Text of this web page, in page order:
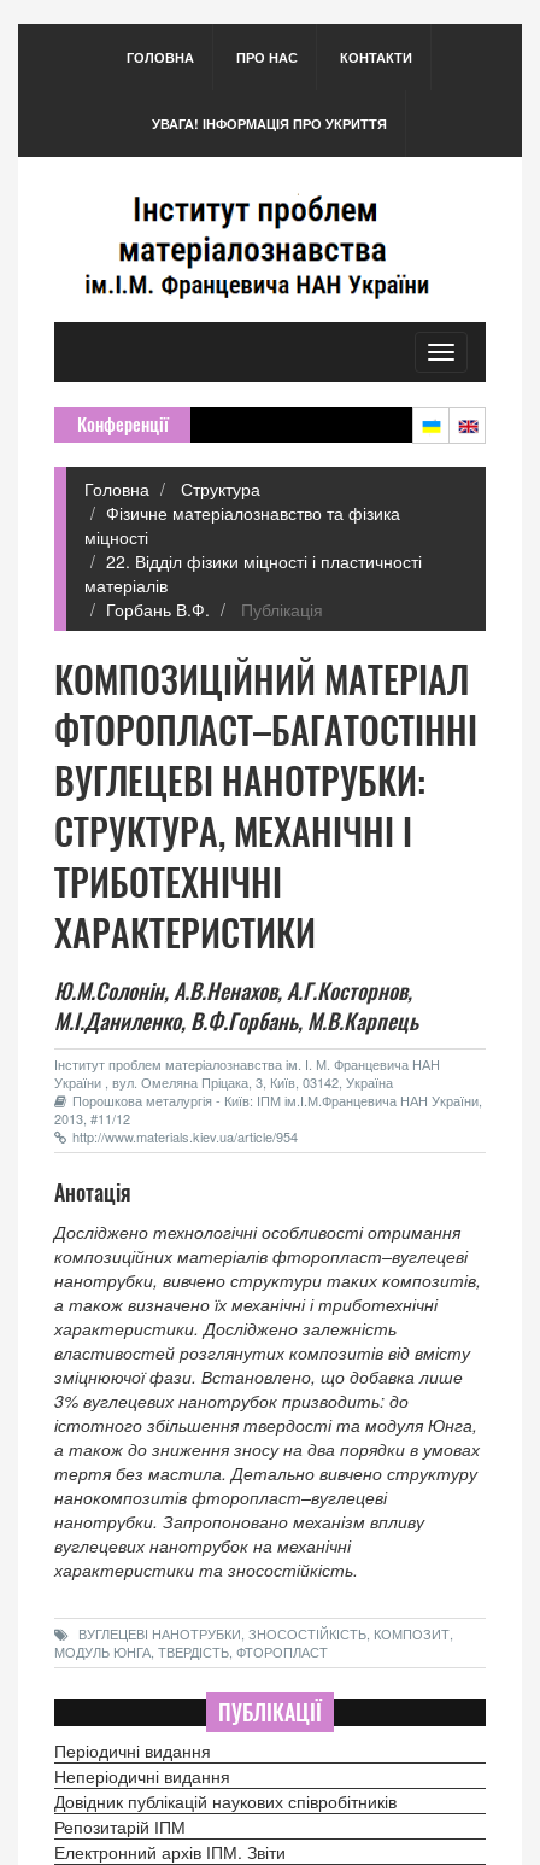
ГОЛОВНА ПРО НАС КОНТАКТИ
УВАГА! ІНФОРМАЦІЯ ПРО УКРИТТЯ
Toggle
navigation
Конференції
Головна
Структура
Фізичне матеріалознавство та фізика
міцності
22. Відділ фізики міцності і пластичності
матеріалів
Горбань В.Ф.
Публікація
КОМПОЗИЦІЙНИЙ МАТЕРІАЛ
ФТОРОПЛАСТ–БАГАТОСТІННІ
ВУГЛЕЦЕВІ НАНОТРУБКИ:
СТРУКТУРА, МЕХАНІЧНІ І
ТРИБОТЕХНІЧНІ
ХАРАКТЕРИСТИКИ
Ю.М.Солонін, А.В.Ненахов, А.Г.Косторнов,
М.І.Даниленко, В.Ф.Горбань, М.В.Карпець
Інститут проблем матеріалознавства ім. І. М. Францевича НАН
України , вул. Омеляна Пріцака, 3, Київ, 03142, Україна
Порошкова металургія - Київ: ІПМ ім.І.М.Францевича НАН України,
2013, #11/12
http://www.materials.kiev.ua/article/954
Анотація
Досліджено технологічні особливості отримання
композиційних матеріалів фторопласт–вуглецеві
нанотрубки, вивчено структури таких композитів,
а також визначено їх механічні і триботехнічні
характеристики. Досліджено залежність
властивостей розглянутих композитів від вмісту
зміцнюючої фази. Встановлено, що добавка лише
3% вуглецевих нанотрубок призводить: до
істотного збільшення твердості та модуля Юнга,
а також до зниження зносу на два порядки в умовах
тертя без мастила. Детально вивчено структуру
нанокомпозитів фторопласт–вуглецеві
нанотрубки. Запропоновано механізм впливу
вуглецевих нанотрубок на механічні
характеристики та зносостійкість.
ВУГЛЕЦЕВІ НАНОТРУБКИ, ЗНОСОСТІЙКІСТЬ, КОМПОЗИТ,
МОДУЛЬ ЮНГА, ТВЕРДІСТЬ, ФТОРОПЛАСТ
ПУБЛІКАЦІЇ
Періодичні видання
Неперіодичні видання
Довідник публікацій наукових співробітників
Репозитарій ІПМ
Електронний архів ІПМ. Звіти